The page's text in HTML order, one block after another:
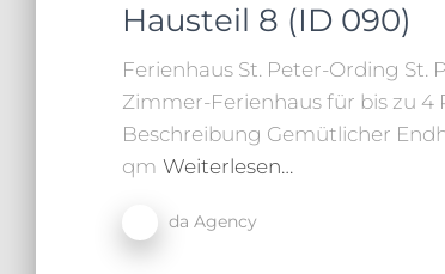
Hausteil 8 (ID 090)
Ferienhaus St. Peter-Ording St.
Zimmer-Ferienhaus für bis zu 4
Beschreibung Gemütlicher
qm Weiterlesen…
da Agency